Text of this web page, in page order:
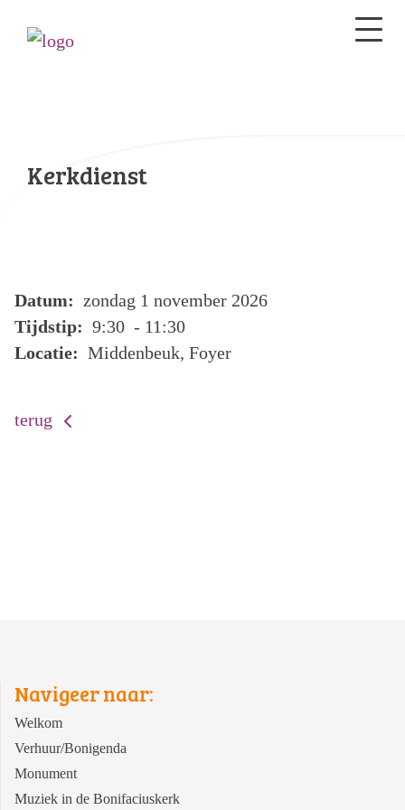
Kerkdienst
Datum: zondag 1 november 2026
Tijdstip: 9:30 - 11:30
Locatie: Middenbeuk, Foyer
terug
Navigeer naar:
Welkom
Verhuur/Bonigenda
Monument
Muziek in de Bonifaciuskerk